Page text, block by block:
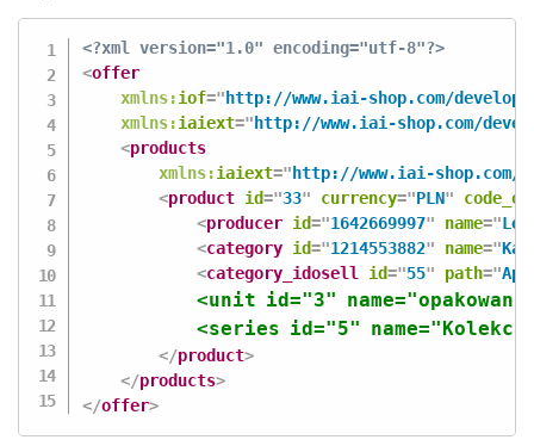
<?xml version="1.0" encoding="utf-8"?>
<offer
xmlns:iof=" http://www.iai-shop.com/
xmlns:iaiext=" http://www.iai-shop.com/
<products
xmlns:iaiext=" http://www.iai-shop.com/
<product id="33" currency="PLN"
<producer id="1642669997" name="
<category id="1214553882" name="
<category_idosell id="55" path="
<unit id="3" name="
<series id="5" name="
</product>
</products>
</offer>